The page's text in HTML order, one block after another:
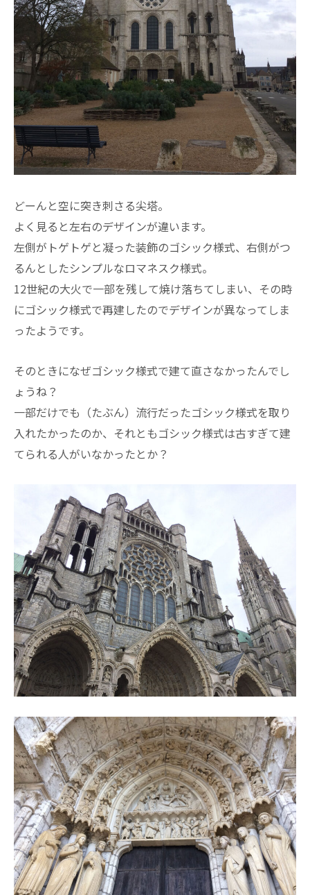
どーんと空に突き刺さる尖塔。
よく見ると左右のデザインが違います。
左側がトゲトゲと凝った装飾のゴシック様式、右側がつ
るんとしたシンプルなロマネスク様式。
12世紀の大火で一部を残して焼け落ちてしまい、その時
にゴシック様式で再建したのでデザインが異なってしま
ったようです。
そのときになぜゴシック様式で建て直さなかったんでし
ょうね？
一部だけでも（たぶん）流行だったゴシック様式を取り
入れたかったのか、それともゴシック様式は古すぎて建
てられる人がいなかったとか？